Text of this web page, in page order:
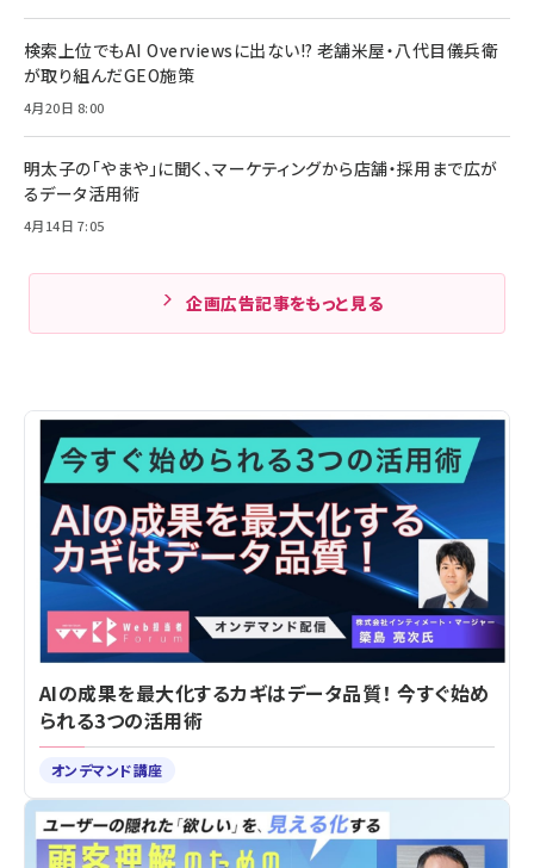
検索上位でもAI Overviewsに出ない!? 老舗米屋・八代目儀兵衛
が取り組んだGEO施策
4月20日 8:00
明太子の「やまや」に聞く、マーケティングから店舗・採用まで広が
るデータ活用術
4月14日 7:05
企画広告記事をもっと見る
AIの成果を最大化するカギはデータ品質！ 今すぐ始め
られる3つの活用術
オンデマンド講座